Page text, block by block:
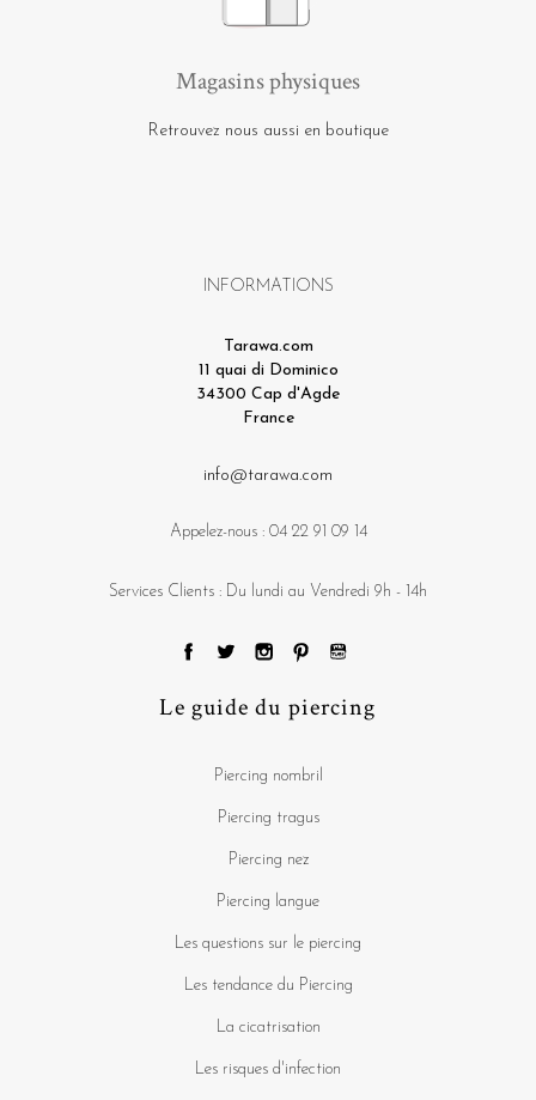
Magasins physiques
Retrouvez nous aussi en boutique
INFORMATIONS
Tarawa.com
11 quai di Dominico
34300 Cap d'Agde
France
info@tarawa.com
Appelez-nous : 04 22 91 09 14
Services Clients : Du lundi au Vendredi 9h - 14h
Le guide du piercing
Piercing nombril
Piercing tragus
Piercing nez
Piercing langue
Les questions sur le piercing
Les tendance du Piercing
La cicatrisation
Les risques d'infection